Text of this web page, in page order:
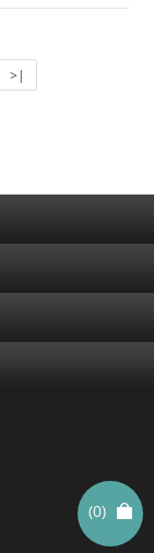
(0)
>|